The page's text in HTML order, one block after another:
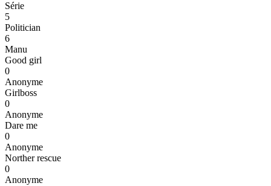
Série
5
Politician
6
Manu
Good girl
0
Anonyme
Girlboss
0
Anonyme
Dare me
0
Anonyme
Norther rescue
0
Anonyme